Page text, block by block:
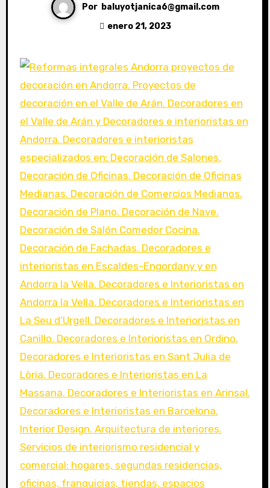
Por baluyotjanica6@gmail.com
enero 21, 2023